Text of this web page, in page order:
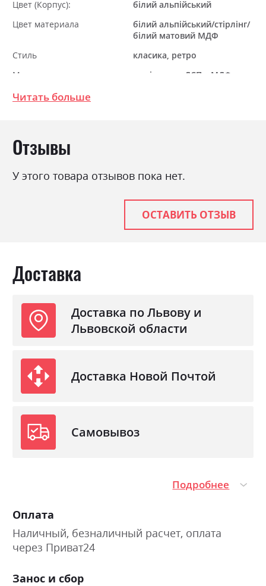
Цвет (Корпус):
білий альпійський
Цвет материала
білий альпійський/стірлінг/
білий матовий МДФ
Стиль
класика, ретро
Материал
ламінована ДСП з МДФ
Читать больше
Отзывы
У этого товара отзывов пока нет.
ОСТАВИТЬ ОТЗЫВ
Доставка
Доставка по Львову и
Львовской области
Доставка Новой Почтой
Самовывоз
Подробнее
Оплата
Наличный, безналичный расчет, оплата
через Приват24
Занос и сбор